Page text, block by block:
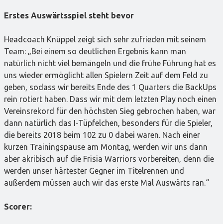
Erstes Auswärtsspiel steht bevor
Headcoach Knüppel zeigt sich sehr zufrieden mit seinem
Team: „Bei einem so deutlichen Ergebnis kann man
natürlich nicht viel bemängeln und die frühe Führung hat es
uns wieder ermöglicht allen Spielern Zeit auf dem Feld zu
geben, sodass wir bereits Ende des 1 Quarters die BackUps
rein rotiert haben. Dass wir mit dem letzten Play noch einen
Vereinsrekord für den höchsten Sieg gebrochen haben, war
dann natürlich das I-Tüpfelchen, besonders für die Spieler,
die bereits 2018 beim 102 zu 0 dabei waren. Nach einer
kurzen Trainingspause am Montag, werden wir uns dann
aber akribisch auf die Frisia Warriors vorbereiten, denn die
werden unser härtester Gegner im Titelrennen und
außerdem müssen auch wir das erste Mal Auswärts ran.“
Scorer: